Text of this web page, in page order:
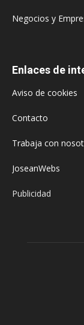
Negocios y
Enlaces de
Aviso de cookies
Contacto
Trabaja con
JoseanWebs
Publicidad